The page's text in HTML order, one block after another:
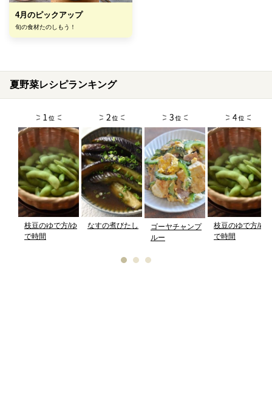
4月のピックアップ
旬の食材たのしもう！
夏野菜レシピランキング
枝豆のゆで方/ゆ
で時間
なすの煮びたし
ゴーヤチャンプ
ルー
枝豆のゆで方/ゆ
で時間